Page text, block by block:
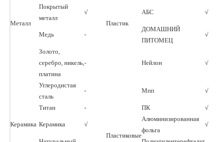
Металл Пластик
Покрытый
металл
√ АБС √
Медь -
ДОМАШНИЙ
ПИТОМЕЦ
√√
Золото,
серебро, никель,
платина
- Нейлон √
Углеродистая
сталь
- Мпп √
Титан - ПК √
Керамика Керамика
√
Пластиковые
Алюминизированная
фольга
√√